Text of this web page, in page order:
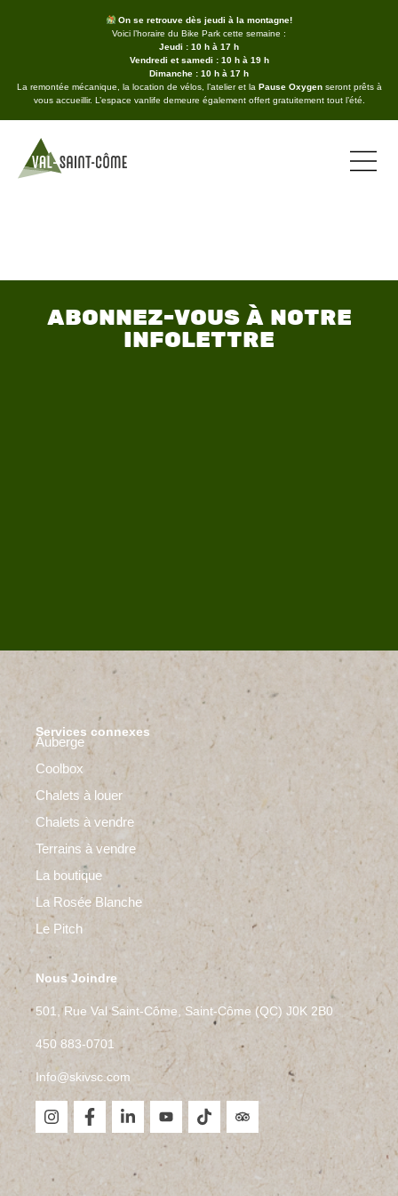
On se retrouve dès jeudi à la montagne!
Voici l’horaire du Bike Park cette semaine :
Jeudi : 10 h à 17 h
Vendredi et samedi : 10 h à 19 h
Dimanche : 10 h à 17 h
La remontée mécanique, la location de vélos, l’atelier et la Pause Oxygenseront prêts à
vous accueillir. L’espace vanlife demeure également offert gratuitement tout l’été.
ABONNEZ-VOUS À NOTRE
INFOLETTRE
Services connexes
Auberge
Coolbox
Chalets à louer
Chalets à vendre
Terrains à vendre
La boutique
La Rosée Blanche
Le Pitch
Nous Joindre
501, Rue Val Saint-Côme, Saint-Côme (QC) J0K 2B0
450 883-0701
Info@skivsc.com